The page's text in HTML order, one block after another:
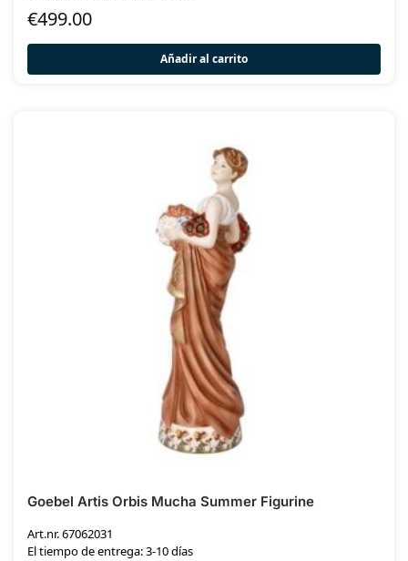
€499.00
Añadir al carrito
Goebel Artis Orbis Mucha Summer Figurine
Art.nr. 67062031
El tiempo de entrega: 3-10 días